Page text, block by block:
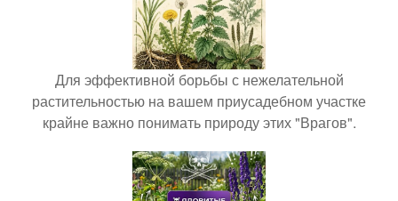
Для эффективной борьбы с нежелательной
растительностью на вашем приусадебном участке
крайне важно понимать природу этих "Врагов".